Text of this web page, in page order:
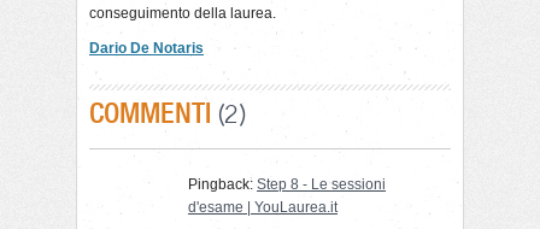
conseguimento della laurea.
Dario De Notaris
COMMENTI (2)
Pingback: Step 8 - Le sessioni
d'esame | YouLaurea.it